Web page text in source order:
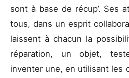
sont à base de récup’. Ses
tous, dans un esprit
laissent à chacun la
réparation, un objet,
inventer une, en utilisant les